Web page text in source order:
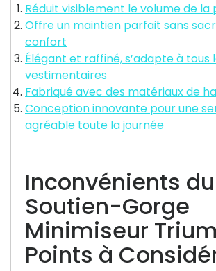
Réduit visiblement le volume de la
Offre un maintien parfait sans
confort
Élégant et raffiné, s’adapte à tous
vestimentaires
Fabriqué avec des matériaux de
Conception innovante pour une
agréable toute la journée
Inconvénients du
Soutien-Gorge
Minimiseur
Points à